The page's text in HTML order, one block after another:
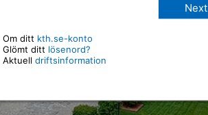
Next
Om ditt kth.se-konto
Glömt ditt lösenord?
Aktuell driftsinformation